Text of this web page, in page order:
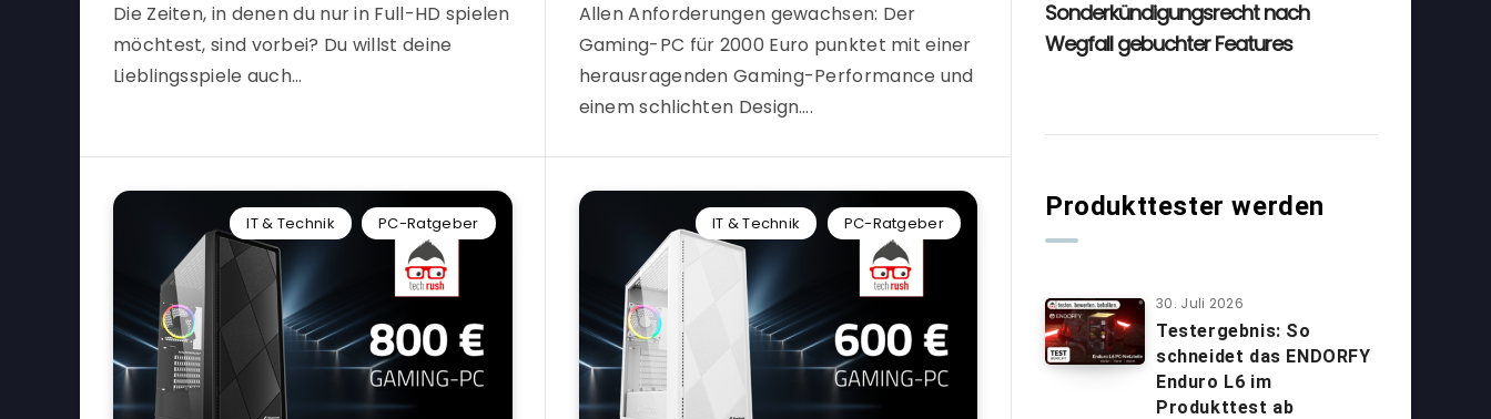
Die Zeiten, in denen du nur in Full-HD spielen
möchtest, sind vorbei? Du willst deine
Lieblingsspiele auch…
Allen Anforderungen gewachsen: Der
Gaming-PC für 2000 Euro punktet mit einer
herausragenden Gaming-Performance und
einem schlichten Design….
IT & Technik PC-Ratgeber IT & Technik PC-Ratgeber
Produkttester werden
30. Juli 2026
Testergebnis: So
schneidet das ENDORFY
Enduro L6 im
Produkttest ab